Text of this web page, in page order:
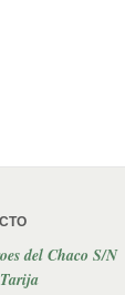
del Chaco S/N